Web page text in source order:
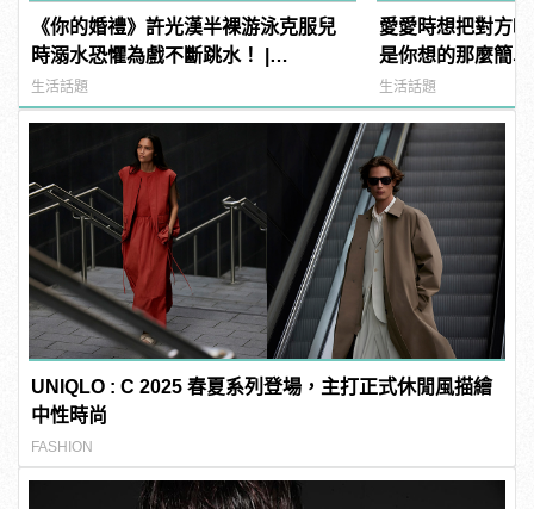
《你的婚禮》許光漢半裸游泳克服兒
時溺水恐懼為戲不斷跳水！ |
manfashion這樣變型男
生活話題
愛愛時想把對方
是你想的那麼簡單
生活話題
UNIQLO : C 2025 春夏系列登場，主打正式休閒風描繪
中性時尚
FASHION